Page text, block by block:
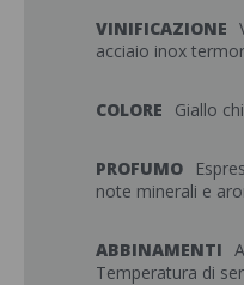
VINIFICAZIONE
acciaio inox
COLORE Giallo
PROFUMO
note minerali e
ABBINAMENTI
Temperatura di